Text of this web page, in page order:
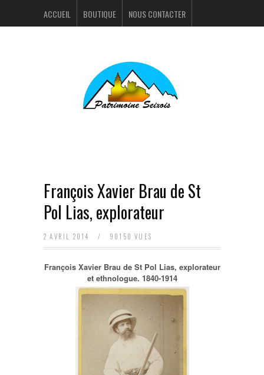
ACCUEIL BOUTIQUE NOUS CONTACTER
François Xavier Brau de St
Pol Lias, explorateur
2 AVRIL 2014 / 90150 VUES
François Xavier Brau de St Pol Lias, explorateur
et ethnologue. 1840-1914